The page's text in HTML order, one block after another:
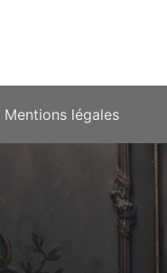
Mentions légales